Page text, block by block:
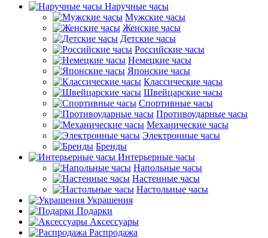
Наручные часы
Мужские часы
Женские часы
Детские часы
Российские часы
Немецкие часы
Японские часы
Классические часы
Швейцарские часы
Спортивные часы
Противоударные часы
Механические часы
Электронные часы
Бренды
Интерьерные часы
Напольные часы
Настенные часы
Настольные часы
Украшения
Подарки
Аксессуары
Распродажа